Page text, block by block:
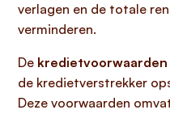
verlagen en de totale
verminderen.
De kredietvoorwaarden
de kredietverstrekker
Deze voorwaarden